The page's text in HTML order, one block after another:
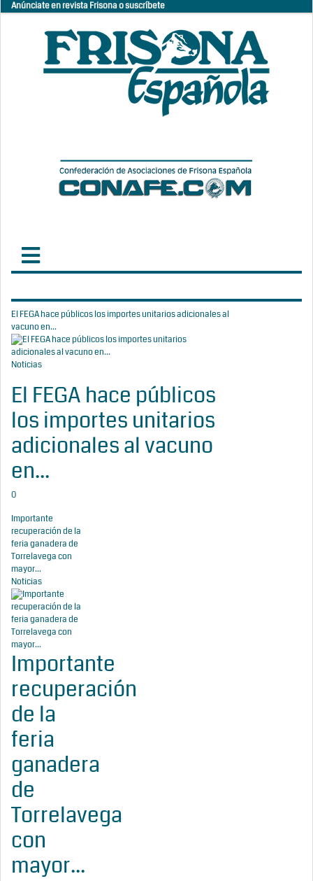
Anúnciate en revista Frisona o suscríbete
El FEGA hace públicos los importes unitarios adicionales al
vacuno en...
Noticias
El FEGA hace públicos
los importes unitarios
adicionales al vacuno
en...
0
Importante
recuperación de la
feria ganadera de
Torrelavega con
mayor...
Noticias
Importante
recuperación
de la
feria
ganadera
de
Torrelavega
con
mayor...